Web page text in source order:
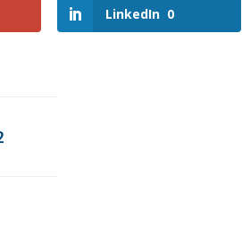
LinkedIn 0